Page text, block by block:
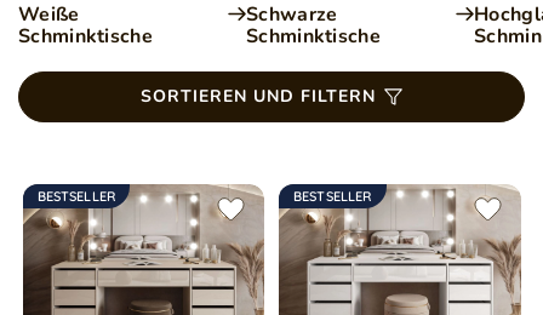
Weiße
Schminktische
Schwarze
Schminktische
SORTIEREN UND FILTERN
BESTSELLER BESTSELLER